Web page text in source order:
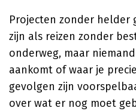
Projecten zonder
zijn als reizen zonder
onderweg, maar
aankomt of waar je
gevolgen zijn
over wat er nog moet